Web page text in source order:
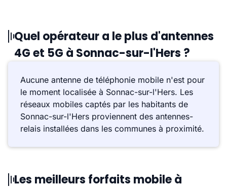
Quel opérateur a le plus d'antennes
4G et 5G à Sonnac-sur-l'Hers ?
Aucune antenne de téléphonie mobile n'est pour
le moment localisée à Sonnac-sur-l'Hers. Les
réseaux mobiles captés par les habitants de
Sonnac-sur-l'Hers proviennent des antennes-
relais installées dans les communes à proximité.
Les meilleurs forfaits mobile à